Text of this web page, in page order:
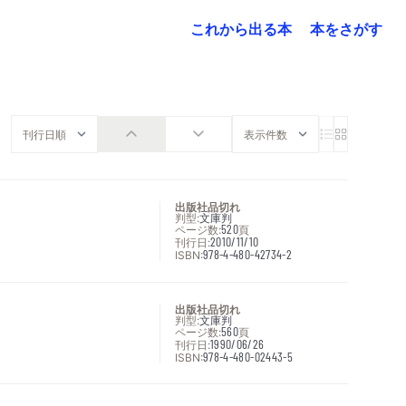
これから出る本
本をさがす
出版社品切れ
判型:文庫判
ページ数:520頁
刊行日:2010/11/10
ISBN:978-4-480-42734-2
出版社品切れ
判型:文庫判
ページ数:560頁
刊行日:1990/06/26
ISBN:978-4-480-02443-5